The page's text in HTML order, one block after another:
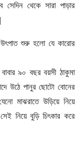
থেকে সারা পাড়ার
উৎপাত শুরু হলো যে কারোর
৯০ বছর বয়সী ঠাকুমা
উঠে পানুর ছোটো বোনের
মাঝরাতে উড়িয়ে নিয়ে
নিয়ে বুড়ি চিৎকার করে